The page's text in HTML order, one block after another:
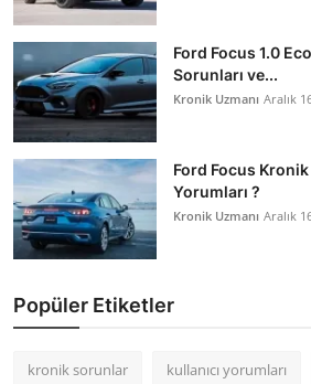
Ford Focus 1.0
Sorunları ve...
Kronik Uzmanı Aralık
Ford Focus Kronik
Yorumları ?
Kronik Uzmanı Aralık
Popüler Etiketler
kronik sorunlar kullanıcı yorumları